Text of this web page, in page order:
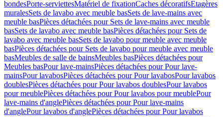
bondesPorte-serviettesMatériel de fixationCaches décoratifsEtagères
muralesSets de lavabo avec meuble basSets de lave-mains avec
meuble basPièces détachées pour Sets de lave-mains avec meuble
basSets de lavabo avec meuble basPièces détachées pour Sets de
lavabo avec meuble basSets de lavabo pour meuble avec meuble
basPièces détachées pour Sets de lavabo pour meuble avec meuble
basMeubles de salle de bainsMeubles basPièces détachées pour
Meubles basPour lave-mainsPièces détachées pour Pour lave-
mainsPour lavabosPièces détachées pour Pour lavabosPour lavabos
doublesPièces détachées pour Pour lavabos doublesPour lavabos
pour meublePièces détachées pour Pour lavabos pour meublePour
lave-mains d'anglePièces détachées pour Pour lave-mains
d'anglePour lavabos d'anglePièces détachées pour Pour lavabos